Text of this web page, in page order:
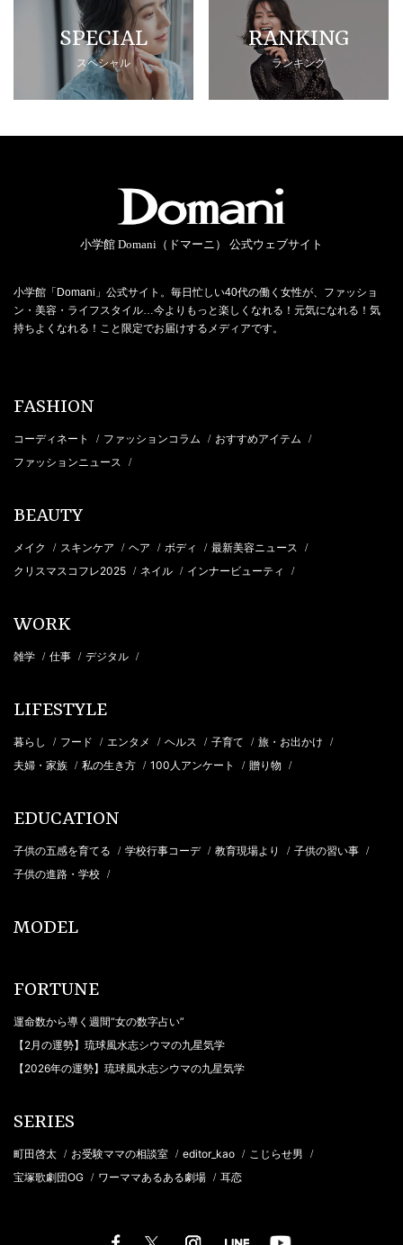
SPECIAL
スペシャル
RANKING
ランキング
小学館 Domani（ドマーニ） 公式ウェブサイト
小学館「Domani」公式サイト。毎日忙しい40代の働く女性が、ファッショ
ン・美容・ライフスタイル…今よりもっと楽しくなれる！元気になれる！気
持ちよくなれる！こと限定でお届けするメディアです。
FASHION
コーディネート / ファッションコラム / おすすめアイテム /
ファッションニュース /
BEAUTY
メイク / スキンケア / ヘア / ボディ / 最新美容ニュース /
クリスマスコフレ2025 / ネイル / インナービューティ /
WORK
雑学 / 仕事 / デジタル /
LIFESTYLE
暮らし / フード / エンタメ / ヘルス / 子育て / 旅・お出かけ /
夫婦・家族 / 私の生き方 / 100人アンケート / 贈り物 /
EDUCATION
子供の五感を育てる / 学校行事コーデ / 教育現場より / 子供の習い事 /
子供の進路・学校 /
MODEL
FORTUNE
運命数から導く週間“女の数字占い”
【2月の運勢】琉球風水志シウマの九星気学
【2026年の運勢】琉球風水志シウマの九星気学
SERIES
町田啓太 / お受験ママの相談室 / editor_kao / こじらせ男 /
宝塚歌劇団OG / ワーママあるある劇場 / 耳恋